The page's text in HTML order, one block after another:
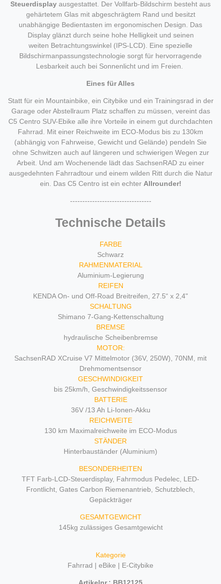
Steuerdisplay ausgestattet. Der Vollfarb-Bildschirm besteht aus
gehärtetem Glas mit abgeschrägtem Rand und besitzt
unabhängige Bedientasten im ergonomischen Design. Das
Display glänzt durch seine hohe Helligkeit und seinen
weiten Betrachtungswinkel (IPS-LCD). Eine spezielle
Bildschirmanpassungstechnologie sorgt für hervorragende
Lesbarkeit auch bei Sonnenlicht und im Freien.
Eines für Alles
Statt für ein Mountainbike, ein Citybike und ein Trainingsrad in der
Garage oder Abstellraum Platz schaffen zu müssen, vereint das
C5 Centro SUV-Ebike alle ihre Vorteile in einem gut durchdachten
Fahrrad. Mit einer Reichweite im ECO-Modus bis zu 130km
(abhängig von Fahrweise, Gewicht und Gelände) pendeln Sie
ohne Schwitzen auch auf längeren und schwierigen Wegen zur
Arbeit. Und am Wochenende lädt das SachsenRAD zu einer
ausgedehnten Fahrradtour und einem wilden Ritt durch die Natur
ein. Das C5 Centro ist ein echter Allrounder!
---------------------------------
Technische Details
FARBE
Schwarz
RAHMENMATERIAL
Aluminium-Legierung
REIFEN
KENDA On- und Off-Road Breitreifen, 27.5“ x 2,4"
SCHALTUNG
Shimano 7-Gang-Kettenschaltung
BREMSE
hydraulische Scheibenbremse
MOTOR:
SachsenRAD XCruise V7 Mittelmotor (36V, 250W), 70NM, mit
Drehmomentsensor
GESCHWINDIGKEIT
bis 25km/h, Geschwindigkeitssensor
BATTERIE
36V /13 Ah Li-Ionen-Akku
REICHWEITE
130 km Maximalreichweite im ECO-Modus
STÄNDER
Hinterbauständer (Aluminium)
BESONDERHEITEN
TFT Farb-LCD-Steuerdisplay, Fahrmodus Pedelec, LED-
Frontlicht, Gates Carbon Riemenantrieb, Schutzblech,
Gepäckträger
GESAMTGEWICHT
145kg zulässiges Gesamtgewicht
Kategorie
Fahrrad | eBike | E-Citybike